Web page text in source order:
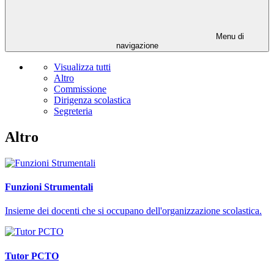
Menu di
navigazione
Visualizza tutti
Altro
Commissione
Dirigenza scolastica
Segreteria
Altro
Funzioni Strumentali
Insieme dei docenti che si occupano dell'organizzazione scolastica.
Tutor PCTO